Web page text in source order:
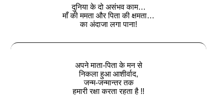
दुनिया के दो असंभव काम…
माँ की ममता और पिता की क्षमता…
का अंदाजा लगा पाना!
अपने माता-पिता के मन से
निकला हुआ आशीर्वाद,
जन्म-जन्मान्तर तक
हमारी रक्षा करता रहता है !!